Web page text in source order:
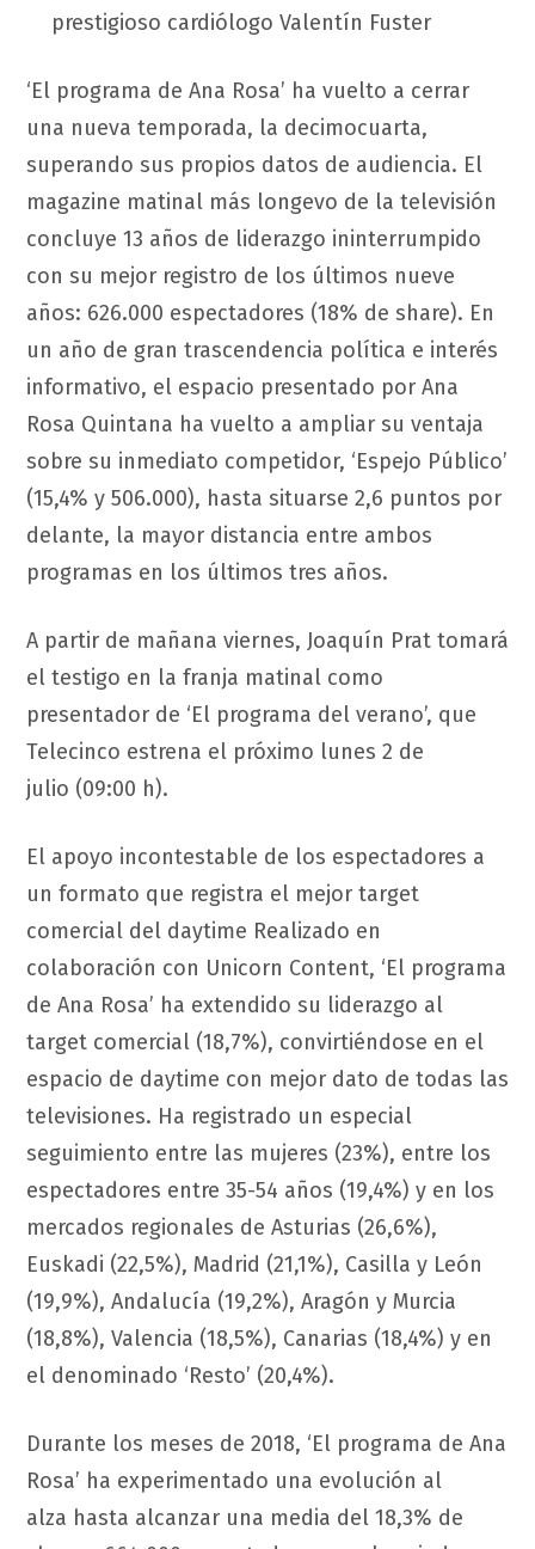
prestigioso cardiólogo Valentín Fuster
‘El programa de Ana Rosa’ ha vuelto a cerrar
una nueva temporada, la decimocuarta,
superando sus propios datos de audiencia. El
magazine matinal más longevo de la televisión
concluye 13 años de liderazgo ininterrumpido
con su mejor registro de los últimos nueve
años: 626.000 espectadores (18% de share). En
un año de gran trascendencia política e interés
informativo, el espacio presentado por Ana
Rosa Quintana ha vuelto a ampliar su ventaja
sobre su inmediato competidor, ‘Espejo Público’
(15,4% y 506.000), hasta situarse 2,6 puntos por
delante, la mayor distancia entre ambos
programas en los últimos tres años.
A partir de mañana viernes, Joaquín Prat tomará
el testigo en la franja matinal como
presentador de ‘El programa del verano’, que
Telecinco estrena el próximo lunes 2 de
julio (09:00 h).
El apoyo incontestable de los espectadores a
un formato que registra el mejor target
comercial del daytime Realizado en
colaboración con Unicorn Content, ‘El programa
de Ana Rosa’ ha extendido su liderazgo al
target comercial (18,7%), convirtiéndose en el
espacio de daytime con mejor dato de todas las
televisiones. Ha registrado un especial
seguimiento entre las mujeres (23%), entre los
espectadores entre 35-54 años (19,4%) y en los
mercados regionales de Asturias (26,6%),
Euskadi (22,5%), Madrid (21,1%), Casilla y León
(19,9%), Andalucía (19,2%), Aragón y Murcia
(18,8%), Valencia (18,5%), Canarias (18,4%) y en
el denominado ‘Resto’ (20,4%).
Durante los meses de 2018, ‘El programa de Ana
Rosa’ ha experimentado una evolución al
alza hasta alcanzar una media del 18,3% de